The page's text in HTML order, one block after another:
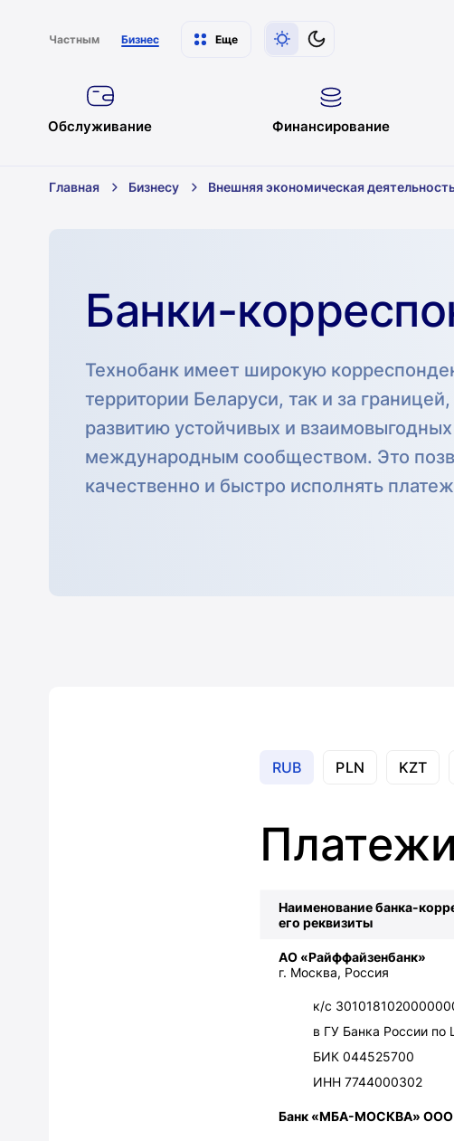
Частным Бизнес Еще
Обслуживание Финансирование
Главная Бизнесу Внешняя экономическая
Банки-
Технобанк имеет широкую
территории Беларуси, так и за
развитию устойчивых и
международным сообществом. Это
качественно и быстро исполнять
RUB PLN KZT
Наименование банка-
его реквизиты
АО «Райффайзенбанк»
г. Москва, Россия
к/с
в ГУ Банка России
БИК 044525700
ИНН 7744000302
Банк «МБА-МОСКВА» ООО